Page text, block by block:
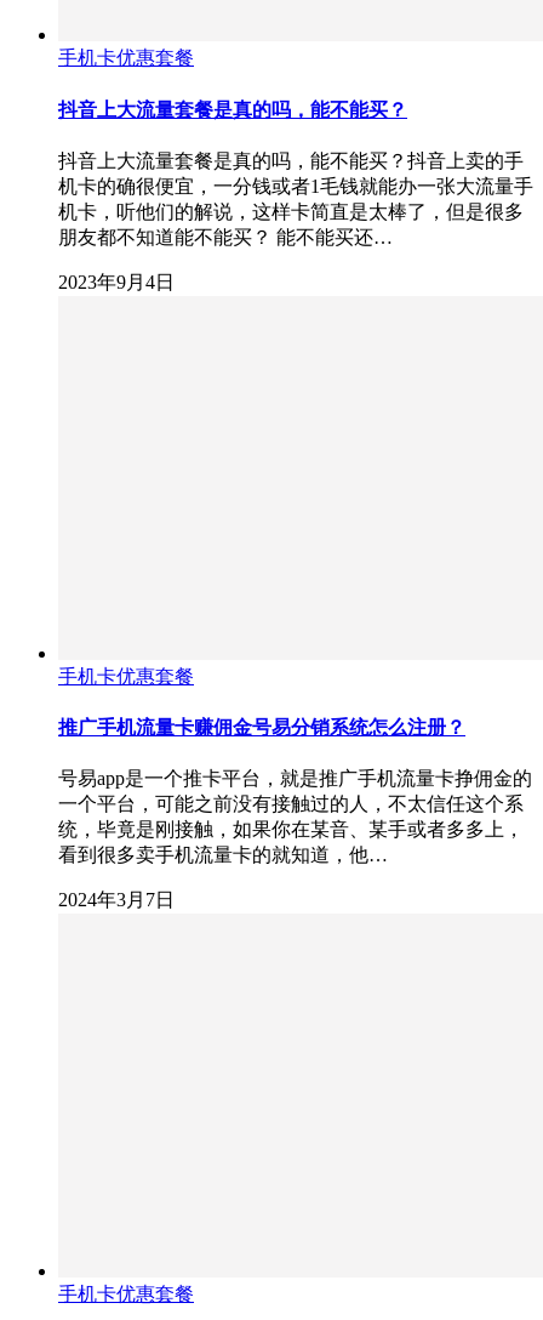
手机卡优惠套餐
抖音上大流量套餐是真的吗，能不能买？
抖音上大流量套餐是真的吗，能不能买？抖音上卖的手
机卡的确很便宜，一分钱或者1毛钱就能办一张大流量手
机卡，听他们的解说，这样卡简直是太棒了，但是很多
朋友都不知道能不能买？ 能不能买还…
2023年9月4日
手机卡优惠套餐
推广手机流量卡赚佣金号易分销系统怎么注册？
号易app是一个推卡平台，就是推广手机流量卡挣佣金的
一个平台，可能之前没有接触过的人，不太信任这个系
统，毕竟是刚接触，如果你在某音、某手或者多多上，
看到很多卖手机流量卡的就知道，他…
2024年3月7日
手机卡优惠套餐